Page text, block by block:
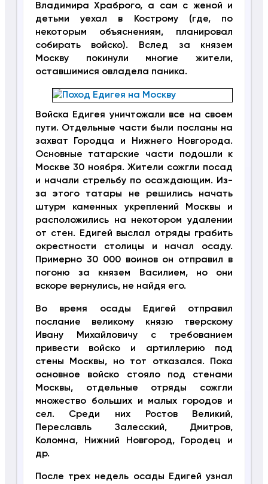
Владимира Храброго, а сам с женой и
детьми уехал в Кострому (где, по
некоторым объяснениям, планировал
собирать войско). Вслед за князем
Москву покинули многие жители,
оставшимися овладела паника.
Войска Едигея уничтожали все на своем
пути. Отдельные части были посланы на
захват Городца и Нижнего Новгорода.
Основные татарские части подошли к
Москве 30 ноября. Жители сожгли посад
и начали стрельбу по осаждающим. Из-
за этого татары не решились начать
штурм каменных укреплений Москвы и
расположились на некотором удалении
от стен. Едигей выслал отряды грабить
окрестности столицы и начал осаду.
Примерно 30 000 воинов он отправил в
погоню за князем Василием, но они
вскоре вернулись, не найдя его.
Во время осады Едигей отправил
послание великому князю тверскому
Ивану Михайловичу с требованием
привести войско и артиллерию под
стены Москвы, но тот отказался. Пока
основное войско стояло под стенами
Москвы, отдельные отряды сожгли
множество больших и малых городов и
сел. Среди них Ростов Великий,
Переславль Залесский, Дмитров,
Коломна, Нижний Новгород, Городец и
др.
После трех недель осады Едигей узнал